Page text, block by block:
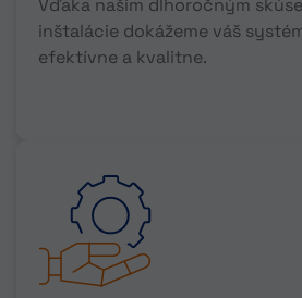
Vďaka našim dlhoročným
inštalácie dokážeme váš
efektívne a kvalitne.